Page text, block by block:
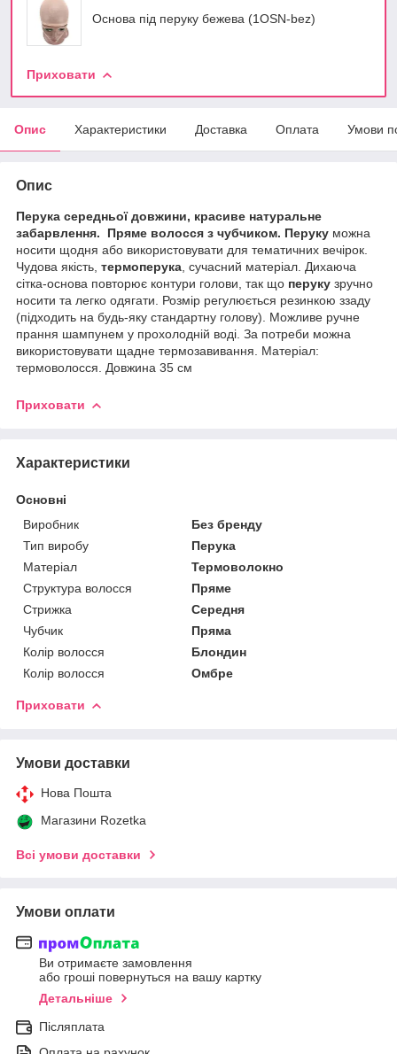
Основа під перуку бежева (1OSN-bez)
Приховати
Опис Характеристики Доставка Оплата Умови
Опис
Перука середньої довжини, красиве натуральне
забарвлення.
Пряме волосся з чубчиком. Перуку можна
носити щодня або використовувати для тематичних вечірок.
Чудова якість, термоперука , сучасний матеріал. Дихаюча
сітка-основа повторює контури голови, так що перуку зручно
носити та легко одягати. Розмір регулюється резинкою ззаду
(підходить на будь-яку стандартну голову). Можливе ручне
прання шампунем у прохолодній воді. За потреби можна
використовувати щадне термозавивання. Матеріал:
термоволосся. Довжина 35 см
Приховати
Характеристики
Основні
Виробник
Без бренду
Тип виробу
Перука
Матеріал
Термоволокно
Структура волосся
Пряме
Стрижка
Середня
Чубчик
Пряма
Колір волосся
Блондин
Колір волосся
Омбре
Приховати
Умови доставки
Нова Пошта
Магазини Rozetka
Всі умови доставки
Умови оплати
Ви отримаєте замовлення
або гроші повернуться на вашу картку
Детальніше
Післяплата